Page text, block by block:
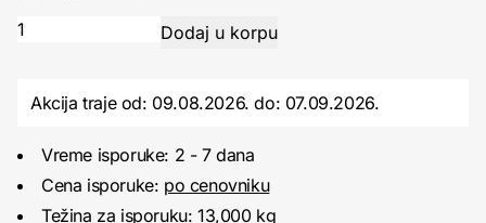
Akcija traje od: 09.08.2026.do: 07.09.2026.
Vreme isporuke: 2 - 7 dana
Cena isporuke: po cenovniku
Težina za isporuku: 13,000 kg